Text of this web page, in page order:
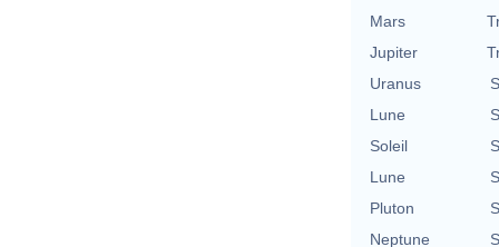
Mars
Jupiter
Uranus
Lune
Soleil
Lune
Pluton
Neptune